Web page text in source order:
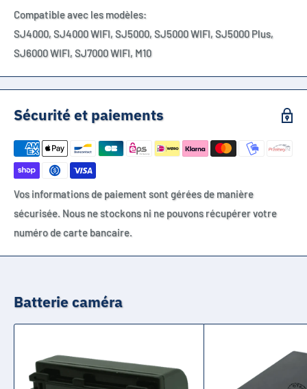
Compatible avec les modèles:
SJ4000, SJ4000 WIFI, SJ5000, SJ5000 WIFI, SJ5000 Plus,
SJ6000 WIFI, SJ7000 WIFI, M10
Sécurité et paiements
Vos informations de paiement sont gérées de manière
sécurisée. Nous ne stockons ni ne pouvons récupérer votre
numéro de carte bancaire.
Batterie caméra